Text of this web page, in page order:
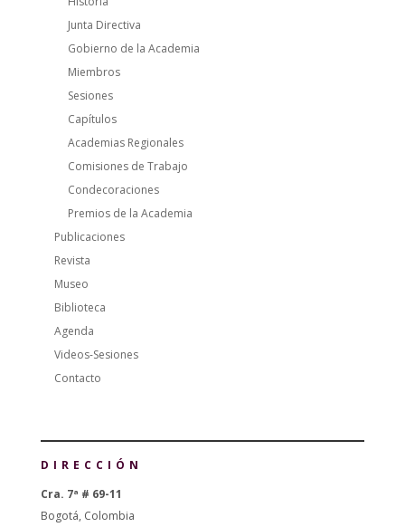
Junta Directiva
Gobierno de la Academia
Miembros
Sesiones
Capítulos
Academias Regionales
Comisiones de Trabajo
Condecoraciones
Premios de la Academia
Publicaciones
Revista
Museo
Biblioteca
Agenda
Videos-Sesiones
Contacto
DIRECCIÓN
Cra. 7ª # 69-11
Bogotá, Colombia